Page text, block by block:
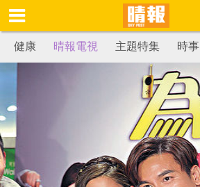
健康 晴報電視 主題特集 時事